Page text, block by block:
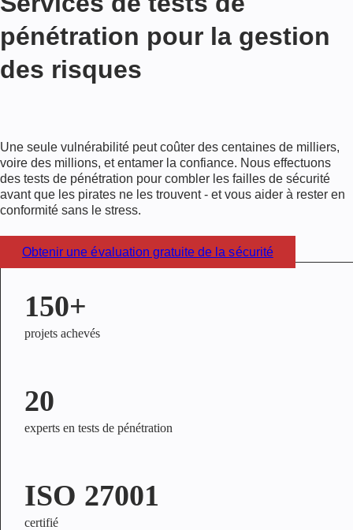
pénétration pour la gestion
des risques
Une seule vulnérabilité peut coûter des centaines de milliers,
voire des millions, et entamer la confiance. Nous effectuons
des tests de pénétration pour combler les failles de sécurité
avant que les pirates ne les trouvent - et vous aider à rester en
conformité sans le stress.
Obtenir une évaluation gratuite de la sécurité
150+
projets achevés
20
experts en tests de pénétration
ISO 27001
certifié